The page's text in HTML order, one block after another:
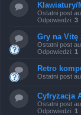
Klawiatury/
Ostatni post
Odpowiedzi: 3
Gry na
Ostatni post
Odpowiedzi: 1
Retro
Ostatni post
Cyfryzacja
Ostatni post
Odpowiedzi: 1